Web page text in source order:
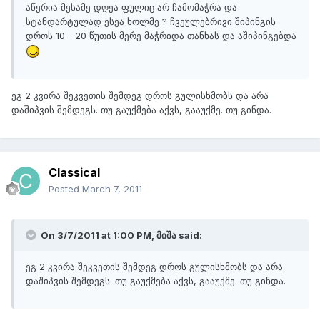
აწერია მესამე დღეა ფულიც არ ჩამომაჭრა და
სტანდარტულად ესეა ხოლმე ? ჩვეულებრივი შიპინგის
დროს 10 - 20 წუთის მერე მაჭრიდა თანხას და აშიპინგებდა
ეგ 2 კვირა შეკვეთის შემდეგ დროს გულისხმობს და არა
დაშიპვის შემდეგს. თუ გაუქმება აქვს, გააუქმე. თუ გინდა.
Classical
Posted March 7, 2011
On 3/7/2011 at 1:00 PM, მიშა said:
ეგ 2 კვირა შეკვეთის შემდეგ დროს გულისხმობს და არა
დაშიპვის შემდეგს. თუ გაუქმება აქვს, გააუქმე. თუ გინდა.